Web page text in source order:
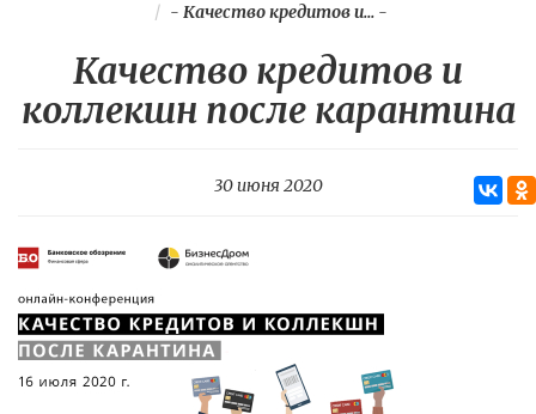
- Качество кредитов и... -
Качество кредитов и
коллекшн после карантина
30 июня 2020